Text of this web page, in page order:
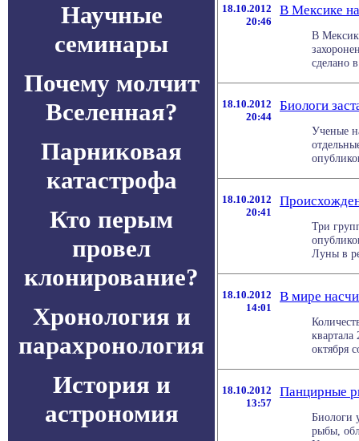
Научные
семинары
Почему молчит
Вселенная?
Парниковая
катастрофа
Кто перым
провел
клонирование?
Хронология и
парахронология
История и
астрономия
18.10.2012
20:46
В Мексике
В
сделано
18.10.2012
20:44
Биологи
Ученые
18.10.2012
20:41
Три
Луны в
18.10.2012
14:01
В мире
октября
18.10.2012
13:57
Панцирные
Биологи
рыбы,